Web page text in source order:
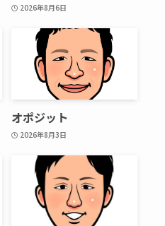
2026年8月6日
オポジット
2026年8月3日